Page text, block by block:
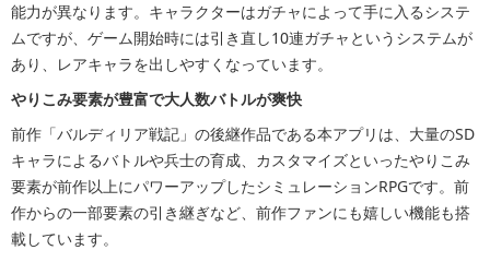
能力が異なります。キャラクターはガチャによって手に入るシステ
ムですが、ゲーム開始時には引き直し10連ガチャというシステムが
あり、レアキャラを出しやすくなっています。
やりこみ要素が豊富で大人数バトルが爽快
前作「バルディリア戦記」の後継作品である本アプリは、大量のSD
キャラによるバトルや兵士の育成、カスタマイズといったやりこみ
要素が前作以上にパワーアップしたシミュレーションRPGです。前
作からの一部要素の引き継ぎなど、前作ファンにも嬉しい機能も搭
載しています。